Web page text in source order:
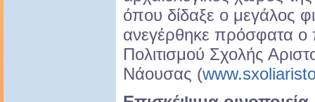
όπου δίδαξε ο μεγάλος
ανεγέρθηκε πρόσφατα
Πολιτισμού Σχολής
Νάουσας (